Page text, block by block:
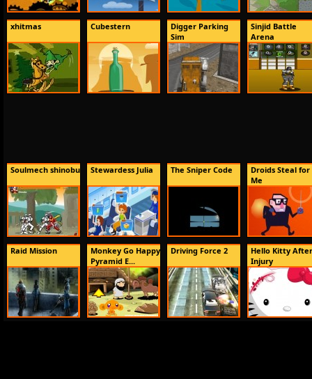
xhitmas Cubestern
Digger Parking
Sim
Sinjid Battle
Arena
Soulmech shinobu Stewardess Julia The Sniper Code
Droids Steal for
Me
Raid Mission
Monkey Go Happy
Pyramid E...
Driving Force 2
Hello Kitty After
Injury